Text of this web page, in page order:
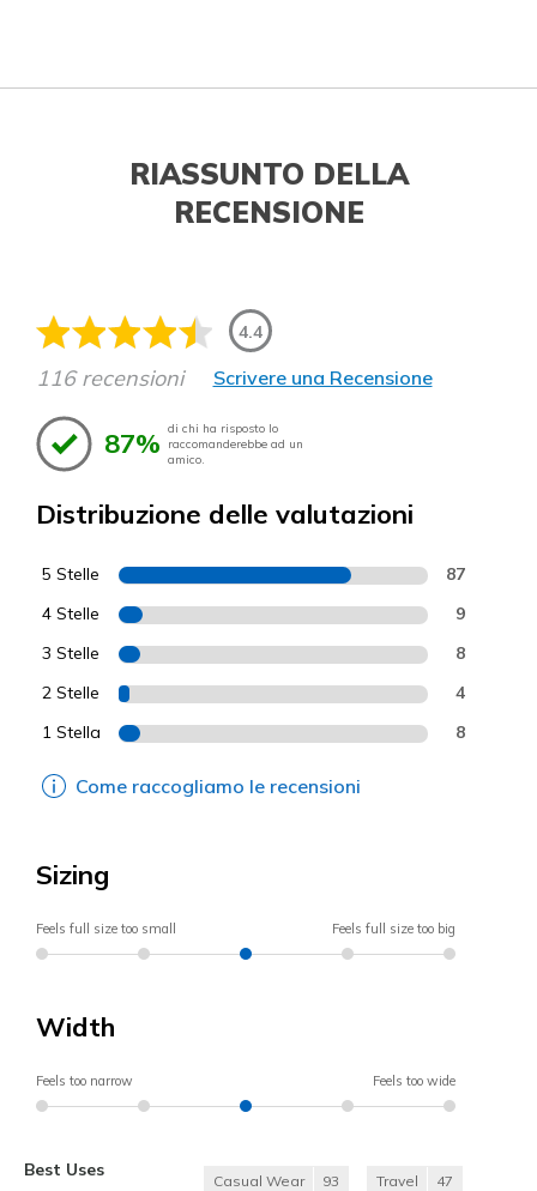
RIASSUNTO DELLA
RECENSIONE
4.4
116 recensioni Scrivere una Recensione
87% di chi ha risposto lo
raccomanderebbe ad un
amico.
Distribuzione delle valutazioni
5 Stelle 87
4 Stelle 9
3 Stelle 8
2 Stelle 4
1 Stella 8
Come raccogliamo le recensioni
Sizing
Feels full size too small Feels full size too big
Width
Feels too narrow Feels too wide
Best Uses
Casual Wear 93 Travel 47